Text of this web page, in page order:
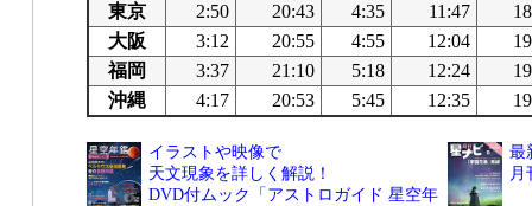
東京
2:50 20:43 4:35 11:47
大阪
3:12 20:55 4:55 12:04
福岡
3:37 21:10 5:18 12:24
沖縄
4:17 20:53 5:45 12:35
イラストや映像で
天文現象を詳しく解説！
DVD付ムック「アストロガイド 星空年
最
月